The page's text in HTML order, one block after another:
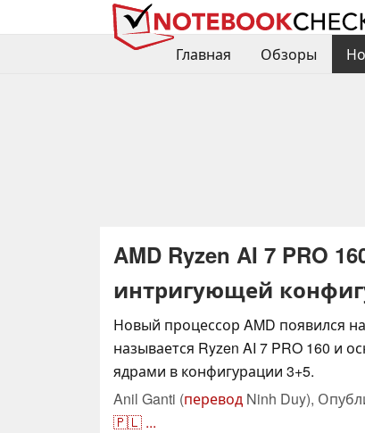
Главная
Обзоры
AMD Ryzen AI 7 PRO
интригующей
Новый процессор AMD появился
называется Ryzen AI 7 PRO 160 и
ядрами в конфигурации 3+5.
Anil Ganti (перевод Ninh Duy),
🇵🇱 ...